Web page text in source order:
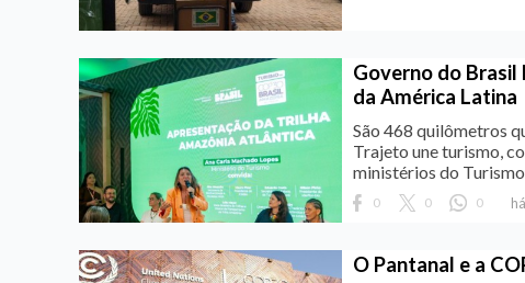
Governo do Brasil
da América Latina
São 468 quilômetros
Trajeto une turismo,
ministérios do
0 0 0
O Pantanal e a